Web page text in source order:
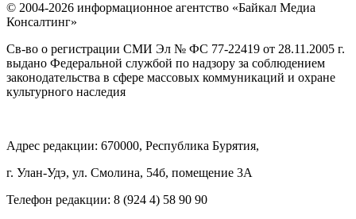
© 2004-2026 информационное агентство «Байкал Медиа
Консалтинг»
Св-во о регистрации СМИ Эл № ФС 77-22419 от 28.11.2005 г.
выдано Федеральной службой по надзору за соблюдением
законодательства в сфере массовых коммуникаций и охране
культурного наследия
Адрес редакции: 670000, Республика Бурятия,
г. Улан-Удэ, ул. Смолина, 54б, помещение 3А
Телефон редакции: ‎‎8 (924 4) 58 90 90